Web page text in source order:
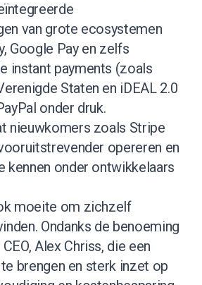
van grote ecosystemen
Google Pay en zelfs
instant payments (zoals
Staten en iDEAL 2.0
onder druk.
nieuwkomers zoals Stripe
opereren en
kennen onder ontwikkelaars
moeite om zichzelf
Ondanks de benoeming
Alex Chriss, die een
brengen en sterk inzet op